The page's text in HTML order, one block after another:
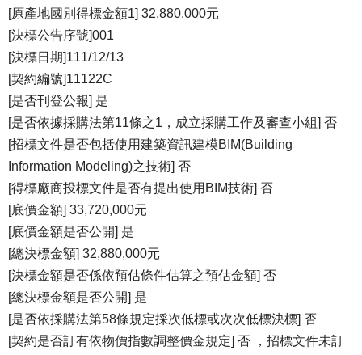
[原產地國別得標金額1] 32,880,000元
[決標公告序號]001
[決標日期]111/12/13
[契約編號]11122C
[是否刊登公報] 是
[是否依據採購法第11條之1，成立採購工作及審查小組] 否
[招標文件是否包括使用建築資訊建模BIM(Building
Information Modeling)之技術] 否
[得標廠商投標文件是否有提出使用BIM技術] 否
[底價金額] 33,720,000元
[底價金額是否公開] 是
[總決標金額] 32,880,000元
[決標金額是否係依預估條件估算之預估金額] 否
[總決標金額是否公開] 是
[是否依採購法第58條規定採次低標或次次低標決標] 否
[契約是否訂有依物價指數調整價金規定] 否 ，招標文件未訂